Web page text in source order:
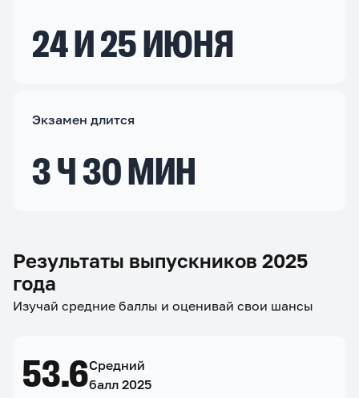
24 И 25 ИЮНЯ
Экзамен длится
3 Ч 30 МИН
Результаты выпускников 2025
года
Изучай средние баллы и оценивай свои шансы
53.6Средний
балл 2025